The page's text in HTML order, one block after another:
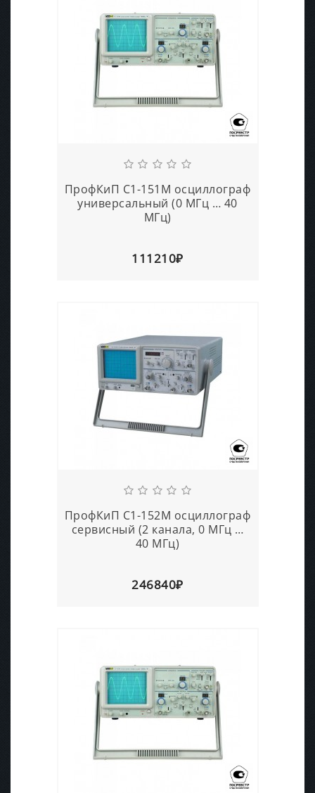
ПрофКиП С1-151М осциллограф
универсальный (0 МГц … 40
МГц)
111210₽
ПрофКиП С1-152М осциллограф
сервисный (2 канала, 0 МГц …
40 МГц)
246840₽